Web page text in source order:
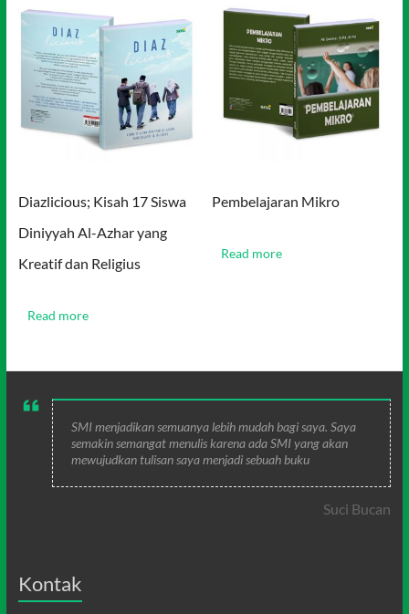
Diazlicious; Kisah 17 Siswa
Diniyyah Al-Azhar yang
Kreatif dan Religius
Read more
Pembelajaran Mikro
Read more
SMI menjadikan semuanya lebih mudah bagi saya. Saya
semakin semangat menulis karena ada SMI yang akan
mewujudkan tulisan saya menjadi sebuah buku
Suci Bucan
Kontak